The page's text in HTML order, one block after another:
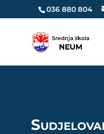
036 880 804